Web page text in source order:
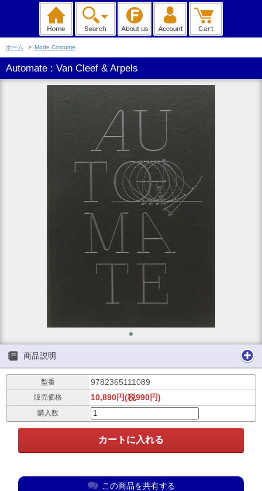
ホーム > Mode Costume
Automate : Van Cleef & Arpels
商品説明
型番 9782365111089
販売価格 10,890円(税990円)
購入数
この商品を共有する